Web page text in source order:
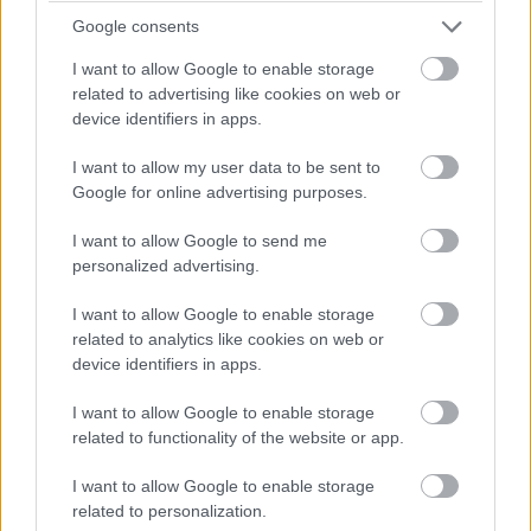
Google consents
I want to allow Google to enable storage
related to advertising like cookies on web or
device identifiers in apps.
I want to allow my user data to be sent to
Google for online advertising purposes.
I want to allow Google to send me
personalized advertising.
I want to allow Google to enable storage
related to analytics like cookies on web or
device identifiers in apps.
I want to allow Google to enable storage
related to functionality of the website or app.
I want to allow Google to enable storage
related to personalization.
állt az üzenetben.
"Jelenleg azon dolgozunk, hogy a TikTokot minél
előbb újra elérhetővé tegyük."
A TikTok szombaton egy nyilatkozatot is közzétett
hivatalos oldalán, amelyben figyelmeztetett a
"Ha a Biden-kormány nem ad gyors és végleges
tilalom végrehajtására, akkor sajnos kénytelenek leszünk
január 19-én leállítani az alkalmazás működését" - állt a
A Legfelsőbb Bíróság döntése azon állításokra épült,
amelyek szerint a ByteDance tulajdonosi szerepe